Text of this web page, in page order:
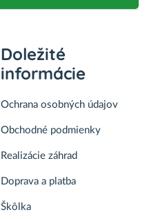
Doležité
informácie
Ochrana osobných údajov
Obchodné podmienky
Realizácie záhrad
Doprava a platba
Škôlka